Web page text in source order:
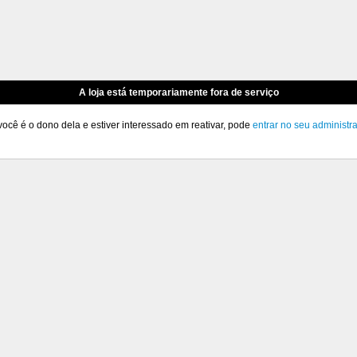
A loja está temporariamente fora de serviço
é o dono dela e estiver interessado em reativar, pode entrar no seu